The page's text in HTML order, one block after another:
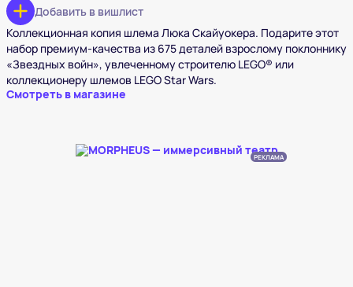
Добавить в вишлист
Коллекционная копия шлема Люка Скайуокера. Подарите этот
набор премиум-качества из 675 деталей взрослому поклоннику
«Звездных войн», увлеченному строителю LEGO® или
коллекционеру шлемов LEGO Star Wars.
Смотреть в магазине
РЕКЛАМА